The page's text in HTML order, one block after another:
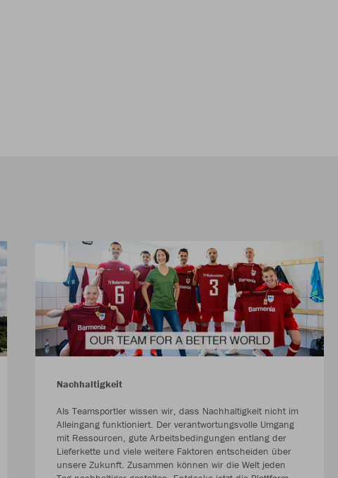
Nachhaltigkeit
Als Teamsportler wissen wir, dass Nachhaltigkeit nicht im
Alleingang funktioniert. Der verantwortungsvolle Umgang
mit Ressourcen, gute Arbeitsbedingungen entlang der
Lieferkette und viele weitere Faktoren entscheiden über
unsere Zukunft. Zusammen können wir die Welt jeden